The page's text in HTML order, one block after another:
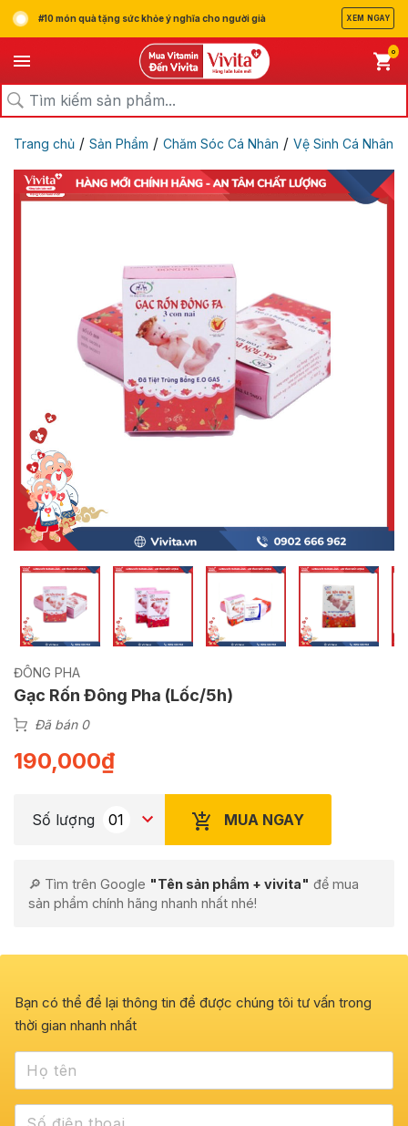
#10 món quà tặng sức khỏe ý nghĩa cho người già XEM NGAY
0
Trang chủ / Sản Phẩm / Chăm Sóc Cá Nhân / Vệ Sinh Cá Nhân
ĐÔNG PHA
Gạc Rốn Đông Pha (Lốc/5h)
Đã bán 0
190,000₫
Số lượng MUA NGAY
🔎 Tìm trên Google "Tên sản phẩm + vivita" để mua
sản phẩm chính hãng nhanh nhất nhé!
Bạn có thể để lại thông tin để được chúng tôi tư vấn trong
thời gian nhanh nhất